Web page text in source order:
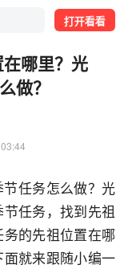
打开看看
哪里？光
做？
03:44
任务怎么做？光
任务，找到先祖
的先祖位置在哪
就来跟随小编一